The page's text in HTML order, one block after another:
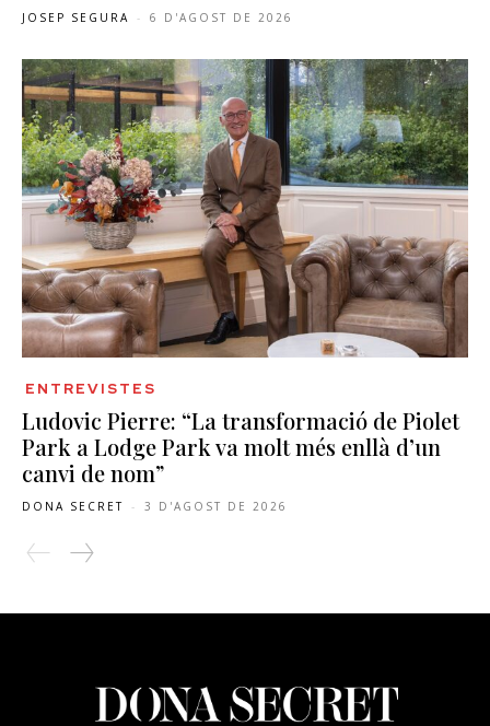
JOSEP SEGURA - 6 D'AGOST DE 2026
ENTREVISTES
Ludovic Pierre: “La transformació de Piolet
Park a Lodge Park va molt més enllà d’un
canvi de nom”
DONA SECRET - 3 D'AGOST DE 2026